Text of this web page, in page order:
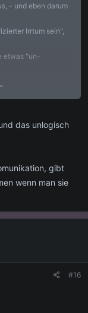
- und eben darum
Irrtum sein",
etwas "un-
der
-
das unlogisch
gibt
wenn man sie
#16